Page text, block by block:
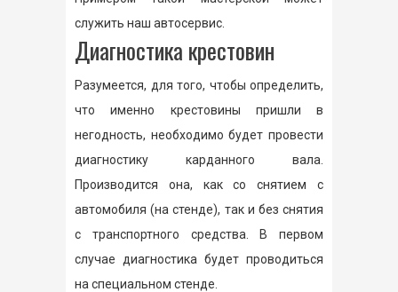
служить наш автосервис.
Диагностика крестовин
Разумеется, для того, чтобы определить,
что именно крестовины пришли в
негодность, необходимо будет провести
диагностику карданного вала.
Производится она, как со снятием с
автомобиля (на стенде), так и без снятия
с транспортного средства. В первом
случае диагностика будет проводиться
на специальном стенде.